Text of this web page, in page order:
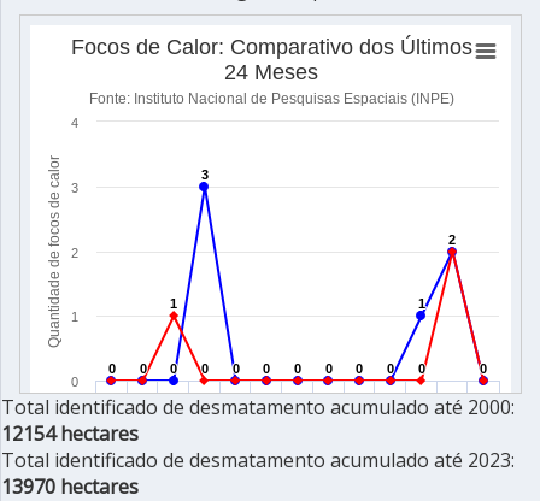
Total identificado de desmatamento acumulado até 2000:
12154 hectares
Total identificado de desmatamento acumulado até 2023:
13970 hectares